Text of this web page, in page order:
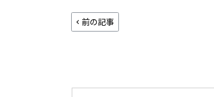
前の記事